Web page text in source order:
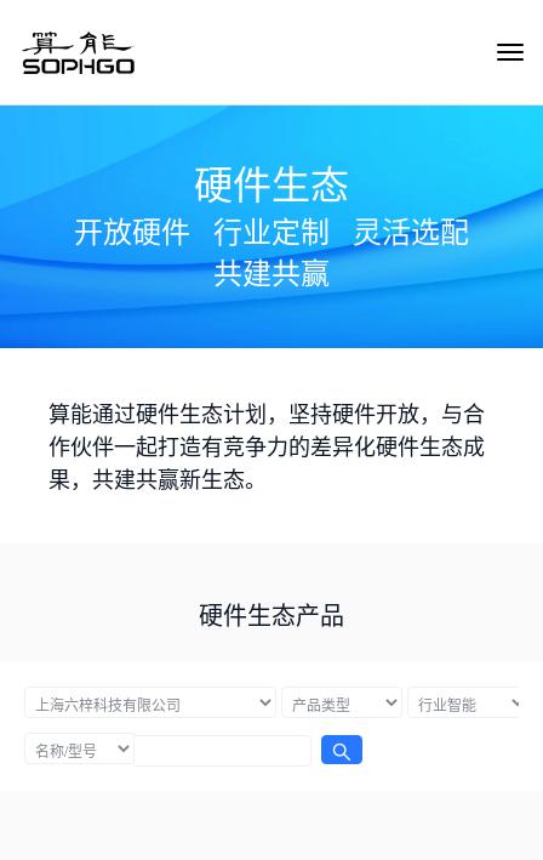
硬件生态
开放硬件 行业定制
灵活选配
共建共赢
算能通过硬件生态计划，坚持硬件开放，与合
作伙伴一起打造有竞争力的差异化硬件生态成
果，共建共赢新生态。
硬件生态产品